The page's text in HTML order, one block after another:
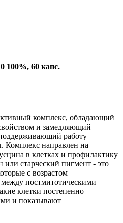
100%, 60 капс.
комплекс, обладающий
и замедляющий
работу
Комплекс направлен на
в клетках и профилактику
старческий пигмент - это
с возрастом
постмитотическими
клетки постепенно
и показывают